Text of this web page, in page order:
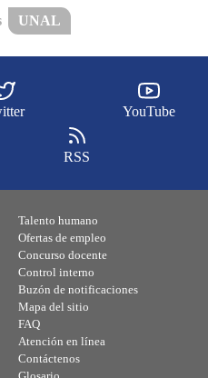
UNAL
YouTube
RSS
Talento humano
Ofertas de empleo
Concurso docente
Control interno
Buzón de notificaciones
Mapa del sitio
FAQ
Atención en línea
Contáctenos